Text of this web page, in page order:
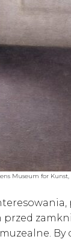
Museum for
By